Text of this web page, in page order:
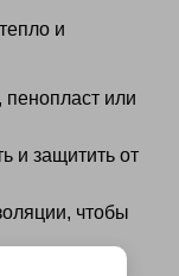
и
или
и защитить от
чтобы